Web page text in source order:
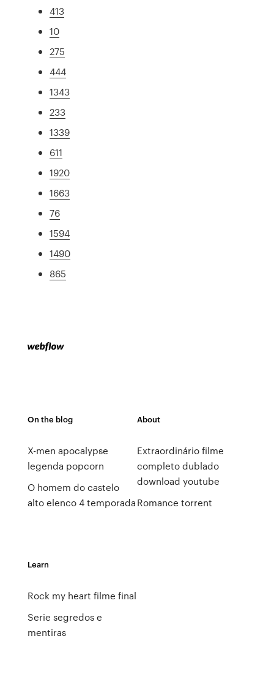
413
10
275
444
1343
233
1339
611
1920
1663
76
1594
1490
865
On the blog
X-men apocalypse
legenda popcorn
O homem do castelo
alto elenco 4 temporada
About
Extraordinário filme
completo dublado
download youtube
Romance torrent
Learn
Rock my heart filme final
Serie segredos e
mentiras